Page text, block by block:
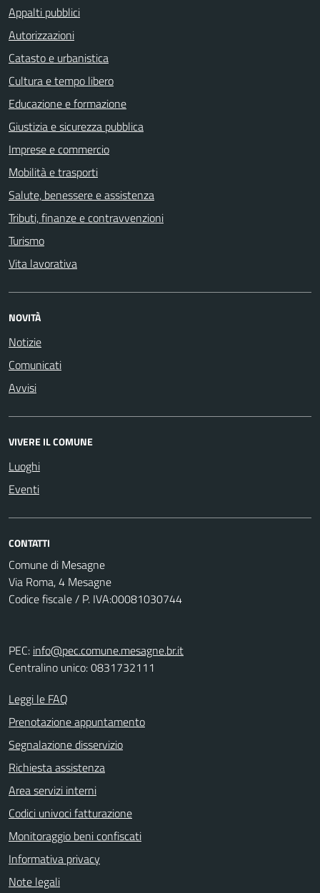
Appalti pubblici
Autorizzazioni
Catasto e urbanistica
Cultura e tempo libero
Educazione e formazione
Giustizia e sicurezza pubblica
Imprese e commercio
Mobilità e trasporti
Salute, benessere e assistenza
Tributi, finanze e contravvenzioni
Turismo
Vita lavorativa
NOVITÀ
Notizie
Comunicati
Avvisi
VIVERE IL COMUNE
Luoghi
Eventi
CONTATTI
Comune di Mesagne
Via Roma, 4 Mesagne
Codice fiscale / P. IVA:00081030744
PEC: info@pec.comune.mesagne.br.it
Centralino unico: 0831732111
Leggi le FAQ
Prenotazione appuntamento
Segnalazione disservizio
Richiesta assistenza
Area servizi interni
Codici univoci fatturazione
Monitoraggio beni confiscati
Informativa privacy
Note legali